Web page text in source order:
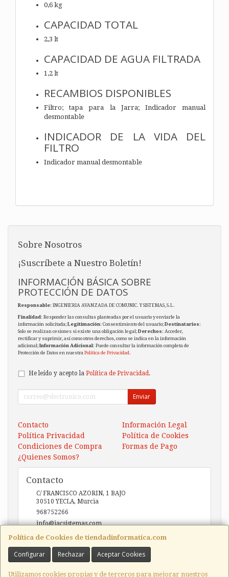
0,6 kg
CAPACIDAD TOTAL
2,3 lt
CAPACIDAD DE AGUA FILTRADA
1,2 lt
RECAMBIOS DISPONIBLES
Filtro; tapa para la Jarra; Indicador manual
desmontable
INDICADOR DE LA VIDA DEL
FILTRO
Indicador manual desmontable
Política de Cookies de tiendadinformatica.com
Configurar Rechazar Aceptar Cookies
Utilizamos cookies propias y de terceros para mejorar nuestros
Sobre Nosotros
¡Suscríbete a Nuestro Boletín!
INFORMACIÓN BÁSICA SOBRE
PROTECCIÓN DE DATOS
Responsable: INGENIERIA AVANZADA DE COMUNIC. Y SISTEMAS, S.L.
Finalidad: Responder las consultas planteadas por el usuario y enviarle la
información solicitada;Legitimación: Consentimiento del usuario;Destinatarios:
Solo se realizan cesiones si existe una obligación legal;Derechos: Acceder,
rectificar y suprimir, así como otros derechos, como se indica en la información
adicional;Información Adicional: Puede consultar la información completa de
Protección de Datos en nuestra Política de Privacidad.
He leído y acepto la Política de Privacidad .
Enviar
Contacto
Información Legal
Política Privacidad
Política de Cookies
Condiciones de Compra
Formas de Pago
¿Quienes Somos?
Contacto
C/ FRANCISCO AZORIN, 1 BAJO
30510 YECLA, Murcia
968752266
info@iacsistemas.com
Horario